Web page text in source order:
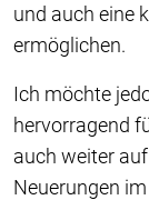
und auch eine
ermöglichen.
Ich möchte
hervorragend
auch weiter
Neuerungen